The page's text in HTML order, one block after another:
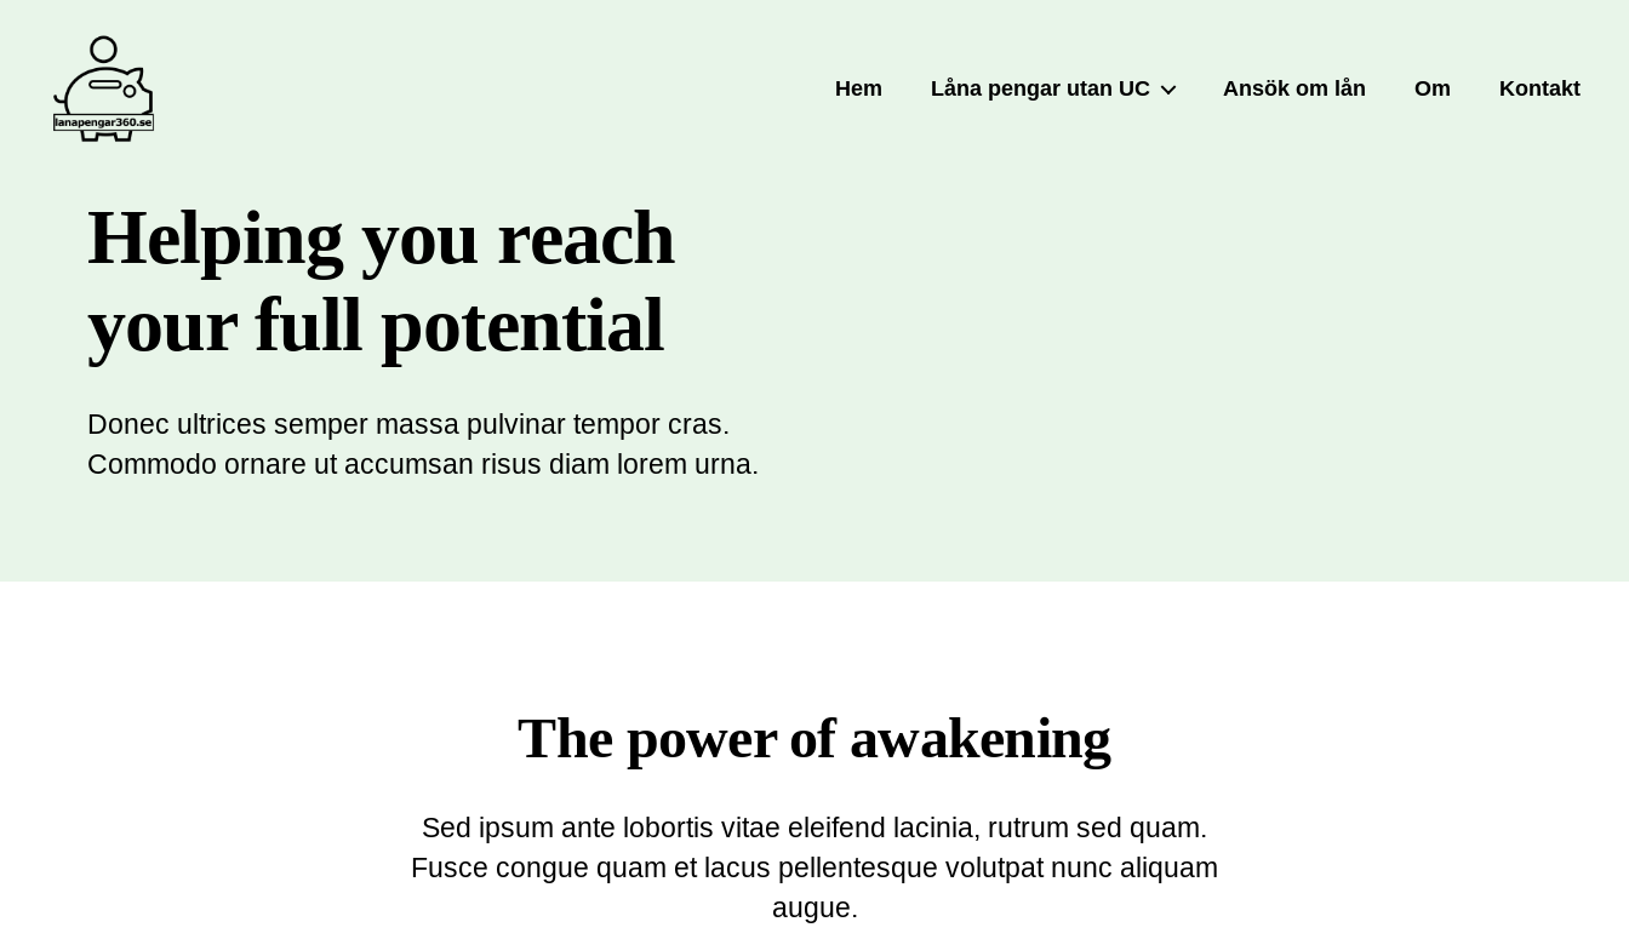
Hem Låna pengar utan UC Ansök om lån Om Kontakt
Helping you reach
your full potential
Donec ultrices semper massa pulvinar tempor cras.
Commodo ornare ut accumsan risus diam lorem urna.
The power of awakening
Sed ipsum ante lobortis vitae eleifend lacinia, rutrum sed quam.
Fusce congue quam et lacus pellentesque volutpat nunc aliquam
augue.